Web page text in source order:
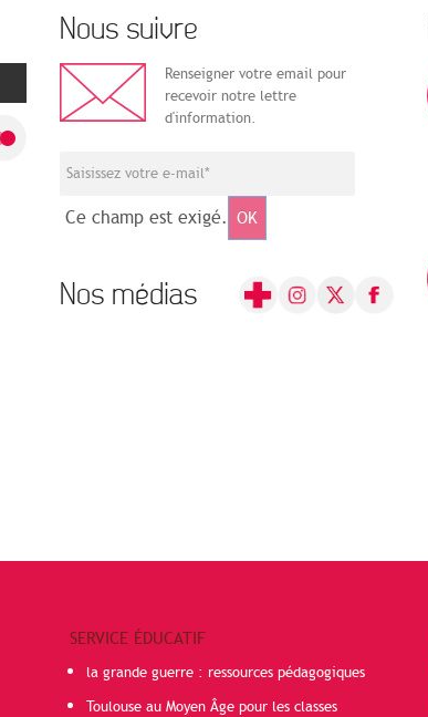
Nous suivre
Renseigner votre email pour
recevoir notre lettre
d'information.
Ce champ est exigé. OK
Nos médias
SERVICE ÉDUCATIF
la grande guerre : ressources pédagogiques
Toulouse au Moyen Âge pour les classes